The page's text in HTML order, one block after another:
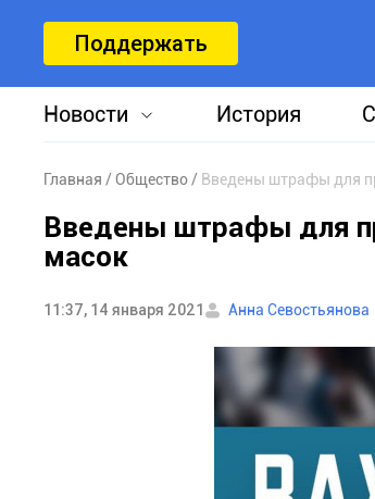
Поддержать
Новости История
Главная Общество Введены штрафы для
Введены штрафы для
масок
11:37, 14 января 2021 Анна Севостьянова